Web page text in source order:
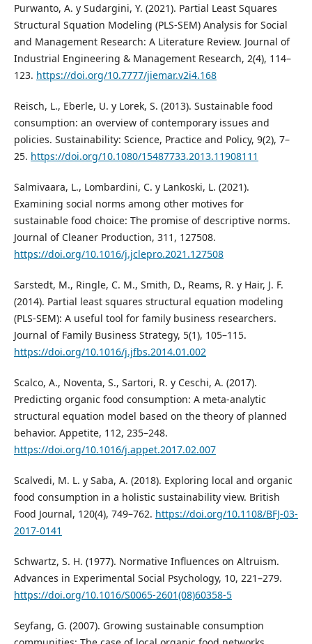
Purwanto, A. y Sudargini, Y. (2021). Partial Least Squares
Structural Squation Modeling (PLS-SEM) Analysis for Social
and Management Research: A Literature Review. Journal of
Industrial Engineering & Management Research, 2(4), 114–
123. https://doi.org/10.7777/jiemar.v2i4.168
Reisch, L., Eberle, U. y Lorek, S. (2013). Sustainable food
consumption: an overview of contemporary issues and
policies. Sustainability: Science, Practice and Policy, 9(2), 7–
25. https://doi.org/10.1080/15487733.2013.11908111
Salmivaara, L., Lombardini, C. y Lankoski, L. (2021).
Examining social norms among other motives for
sustainable food choice: The promise of descriptive norms.
Journal of Cleaner Production, 311, 127508.
https://doi.org/10.1016/j.jclepro.2021.127508
Sarstedt, M., Ringle, C. M., Smith, D., Reams, R. y Hair, J. F.
(2014). Partial least squares structural equation modeling
(PLS-SEM): A useful tool for family business researchers.
Journal of Family Business Strategy, 5(1), 105–115.
https://doi.org/10.1016/j.jfbs.2014.01.002
Scalco, A., Noventa, S., Sartori, R. y Ceschi, A. (2017).
Predicting organic food consumption: A meta-analytic
structural equation model based on the theory of planned
behavior. Appetite, 112, 235–248.
https://doi.org/10.1016/j.appet.2017.02.007
Scalvedi, M. L. y Saba, A. (2018). Exploring local and organic
food consumption in a holistic sustainability view. British
Food Journal, 120(4), 749–762. https://doi.org/10.1108/BFJ-03-
2017-0141
Schwartz, S. H. (1977). Normative Influences on Altruism.
Advances in Experimental Social Psychology, 10, 221–279.
https://doi.org/10.1016/S0065-2601(08)60358-5
Seyfang, G. (2007). Growing sustainable consumption